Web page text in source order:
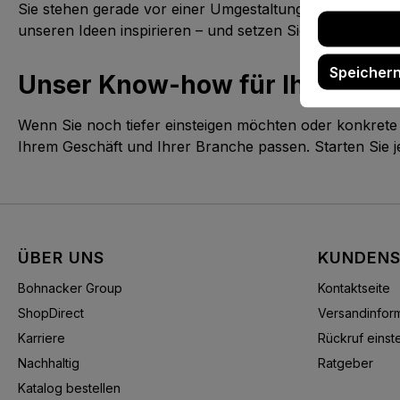
Sie stehen gerade vor einer Umgestaltung, planen
unseren Ideen inspirieren – und setzen Sie gezielte
Unser Know-how für Ihre
Wenn Sie noch tiefer einsteigen möchten oder
Ihrem Geschäft und Ihrer Branche passen. Starten Sie
ÜBER UNS
Bohnacker Group
ShopDirect
Karriere
Nachhaltig
Katalog bestellen
Kontaktseite
Rückruf
Ratgeber
Speichern